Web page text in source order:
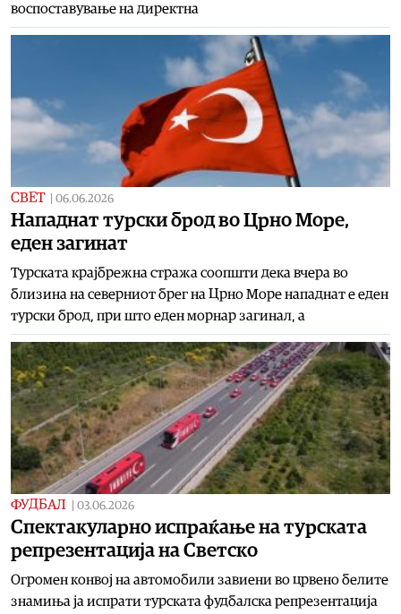
воспоставување на директна
СВЕТ 06.06.2026
Нападнат турски брод во Црно Море,
еден загинат
Турската крајбрежна стража соопшти дека вчера во
близина на северниот брег на Црно Море нападнат е еден
турски брод, при што еден морнар загинал, а
ФУДБАЛ 03.06.2026
Спектакуларно испраќање на турската
репрезентација на Светско
Огромен конвој на автомобили завиени во црвено белите
знамиња ја испрати турската фудбалска репрезентација